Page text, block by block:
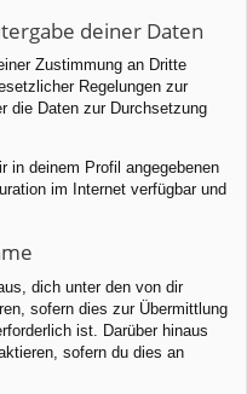
deiner Daten
Zustimmung an Dritte
Regelungen zur
die Daten zur Durchsetzung
in deinem Profil angegebenen
im Internet verfügbar und
dich unter den von dir
sofern dies zur Übermittlung
ist. Darüber hinaus
sofern du dies an